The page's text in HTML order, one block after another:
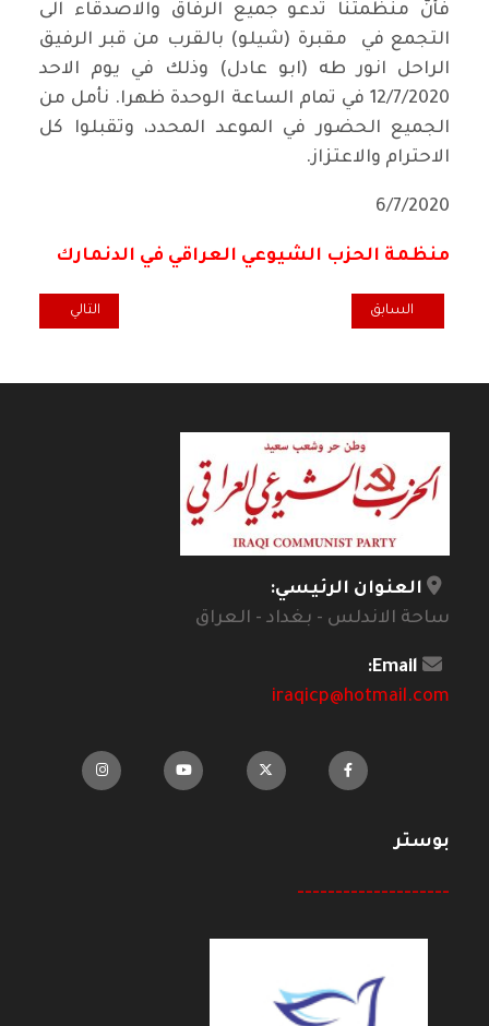
فأنّ منظمتنا تدعو جميع الرفاق والاصدقاء الى
التجمع في مقبرة (شيلو) بالقرب من قبر الرفيق
الراحل انور طه (ابو عادل) وذلك في يوم الاحد
12/7/2020 في تمام الساعة الوحدة ظهرا. نأمل من
الجميع الحضور في الموعد المحدد، وتقبلوا كل
الاحترام والاعتزاز.
6/7/2020
منظمة الحزب الشيوعي العراقي في الدنمارك
المقال السابق: الشاعر المناضل كاظم البشير وداعا
السابق المقال التالي:
التالي
العنوان الرئيسي:
ساحة الاندلس - بغداد - العراق
Email:
iraqicp@hotmail.com
بوستر
--------------------